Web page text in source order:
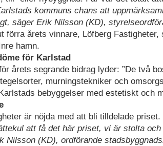
kommuns chans att
säger Erik Nilsson (KD),
förra årets vinnare, Löfberg
hamn.
för Karlstad
årets segrande bidrag lyder: ”De två
murningstekniker och
bebyggelser med estetiskt och
är nöjda med att bli tilldelade priset.
att få det här priset, vi är stolta
Nilsson (KD), ordförande